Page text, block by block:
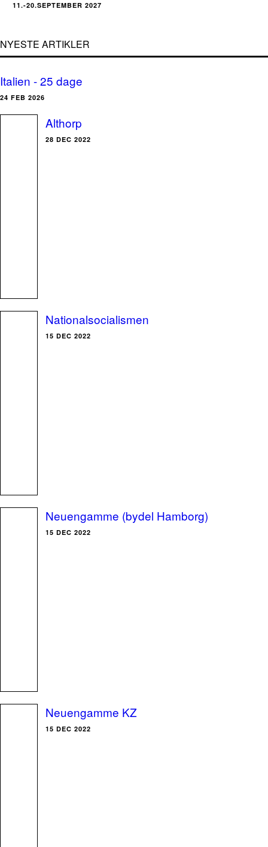
11.-20.SEPTEMBER 2027
NYESTE ARTIKLER
Italien - 25 dage
24 FEB 2026
Althorp
28 DEC 2022
Nationalsocialismen
15 DEC 2022
Neuengamme (bydel Hamborg)
15 DEC 2022
Neuengamme KZ
15 DEC 2022